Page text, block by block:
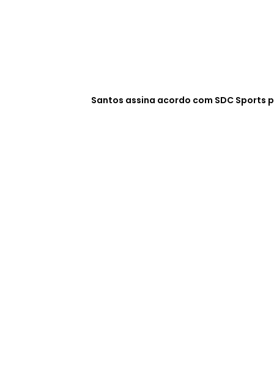
Santos assina acordo com SDC Sports